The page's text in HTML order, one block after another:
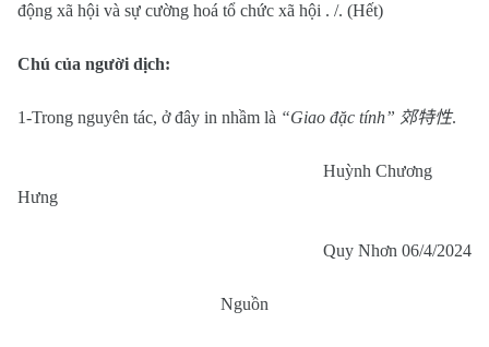
động xã hội và sự cường hoá tổ chức xã hội . /. (Hết)
Chú của người dịch:
1-Trong nguyên tác, ở đây in nhầm là “Giao đặc tính” 郊特性.
Huỳnh Chương
Hưng
Quy Nhơn 06/4/2024
Nguồn